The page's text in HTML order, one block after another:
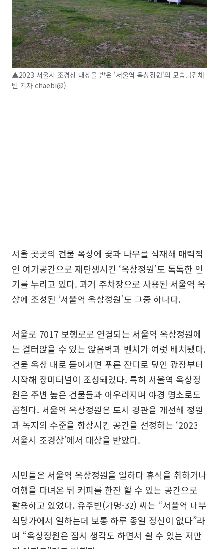
▲2023 서울시 조경상 대상을 받은 '서울역 옥상정원'의 모습. (김채
빈 기자 chaebi@)
서울 곳곳의 건물 옥상에 꽃과 나무를 식재해 매력적
인 여가공간으로 재탄생시킨 ‘옥상정원’도 톡톡한 인
기를 누리고 있다. 과거 주차장으로 사용된 서울역 옥
상에 조성된 ‘서울역 옥상정원’도 그중 하나다.
서울로 7017 보행로로 연결되는 서울역 옥상정원에
는 걸터앉을 수 있는 앉음벽과 벤치가 여럿 배치됐다.
건물 옥상 내로 들어서면 푸른 잔디로 덮인 광장부터
시작해 장미터널이 조성돼있다. 특히 서울역 옥상정
원은 주변 높은 건물들과 어우러지며 야경 명소로도
꼽힌다. 서울역 옥상정원은 도시 경관을 개선해 정원
과 녹지의 수준을 향상시킨 공간을 선정하는 ‘2023
서울시 조경상’에서 대상을 받았다.
시민들은 서울역 옥상정원을 일하다 휴식을 취하거나
여행을 다녀온 뒤 커피를 한잔 할 수 있는 공간으로
활용하고 있었다. 유주빈(가명·32) 씨는 “서울역 내부
식당가에서 일하는데 보통 하루 종일 정신이 없다”라
며 “옥상정원은 잠시 생각도 하면서 쉴 수 있는 저만